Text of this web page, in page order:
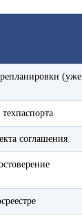
(уже
соглашения